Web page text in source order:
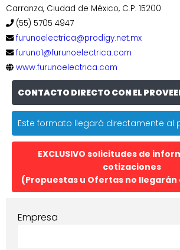
Carranza, Ciudad de México, C.P. 15200
(55) 5705 4947
furunoelectrica@prodigy.net.mx
furuno1@furunoelectrica.com
www.furunoelectrica.com
CONTACTO DIRECTO CON EL
Este formato llegará directamente al
EXCLUSIVO solicitudes de
cotizaciones
(Propuestas u Ofertas no
Empresa